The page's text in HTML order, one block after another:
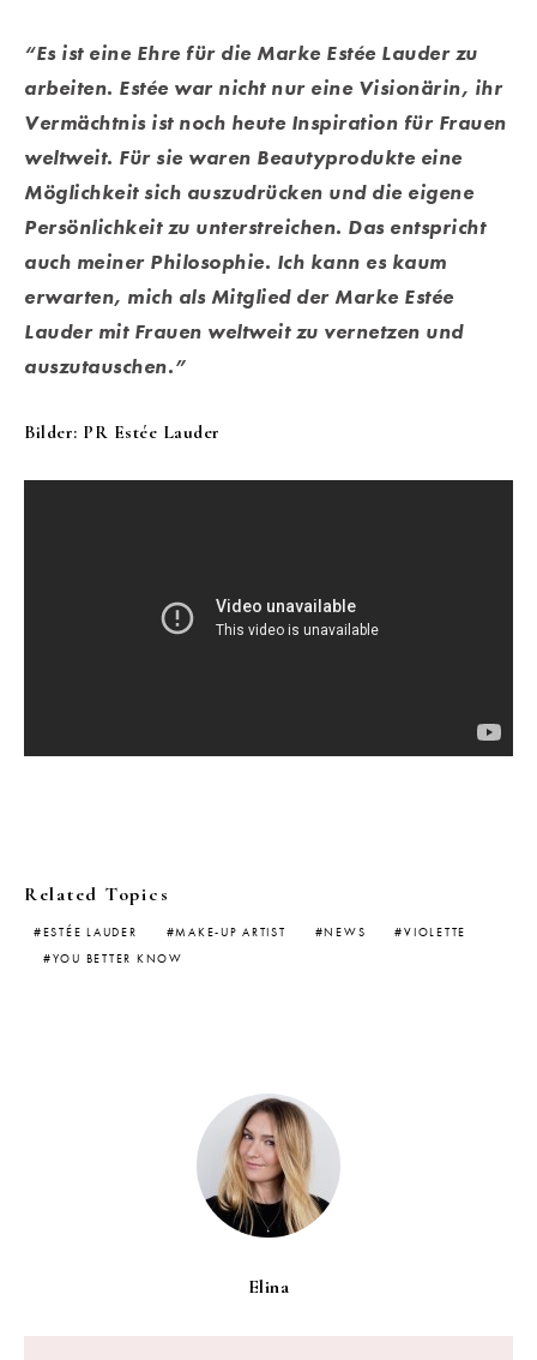
“Es ist eine Ehre für die Marke Estée Lauder zu
arbeiten. Estée war nicht nur eine Visionärin, ihr
Vermächtnis ist noch heute Inspiration für Frauen
weltweit. Für sie waren Beautyprodukte eine
Möglichkeit sich auszudrücken und die eigene
Persönlichkeit zu unterstreichen. Das entspricht
auch meiner Philosophie. Ich kann es kaum
erwarten, mich als Mitglied der Marke Estée
Lauder mit Frauen weltweit zu vernetzen und
auszutauschen.”
Bilder: PR Estée Lauder
Related Topics
ESTÉE LAUDER MAKE-UP ARTIST NEWS
VIOLETTE
YOU BETTER KNOW
Elina